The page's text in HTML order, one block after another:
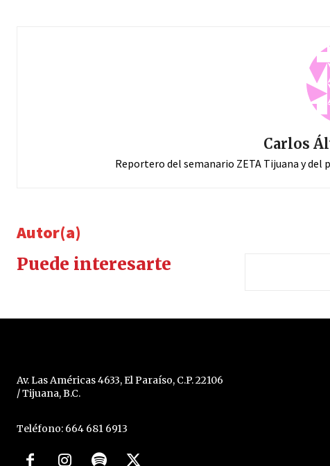
Carlos
Reportero del semanario ZETA Tijuana y del
Autor(a)
Puede interesarte
Av. Las Américas 4633, El Paraíso, C.P. 22106
/ Tijuana, B.C.
Teléfono: 664 681 6913